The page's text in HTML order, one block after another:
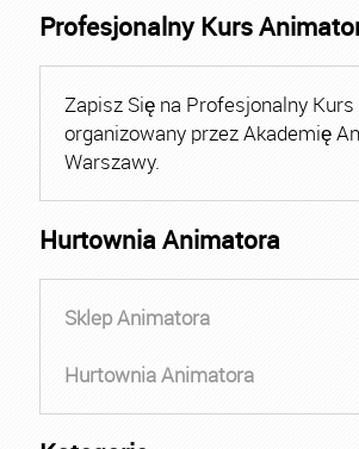
Profesjonalny Kurs
Zapisz Się na Profesjonalny
organizowany przez Akademię
Warszawy.
Hurtownia Animatora
Sklep Animatora
Hurtownia Animatora